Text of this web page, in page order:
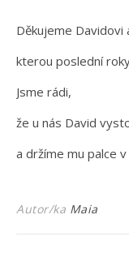
Děkujeme
kterou poslední
Jsme rádi,
že u nás David
a držíme mu palce v
Autor/ka Maia